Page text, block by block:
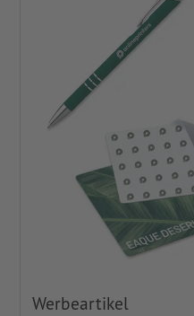
Werbeartikel